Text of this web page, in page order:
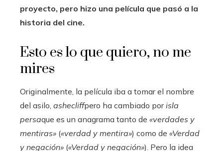
proyecto, pero hizo una película que pasó a la
historia del cine.
Esto es lo que quiero, no me
mires
Originalmente, la película iba a tomar el nombre
del asilo, ashecliffpero ha cambiado porisla
persaque es un anagrama tanto de «verdades y
mentiras» («verdad y mentira») como de «Verdad
y negación» («Verdad y negación»). Pero la idea